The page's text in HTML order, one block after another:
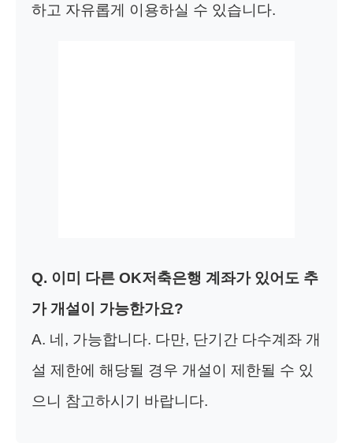
하고 자유롭게 이용하실 수 있습니다.
Q. 이미 다른 OK저축은행 계좌가 있어도 추
가 개설이 가능한가요?
A. 네, 가능합니다. 다만, 단기간 다수계좌 개
설 제한에 해당될 경우 개설이 제한될 수 있
으니 참고하시기 바랍니다.